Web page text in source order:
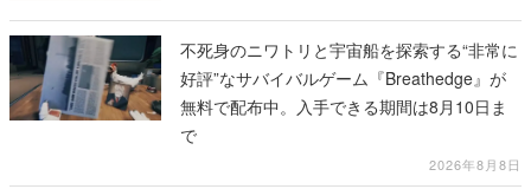
不死身のニワトリと宇宙船を探索する“非常に
好評”なサバイバルゲーム『Breathedge』が
無料で配布中。入手できる期間は8月10日ま
で
2026年8月8日